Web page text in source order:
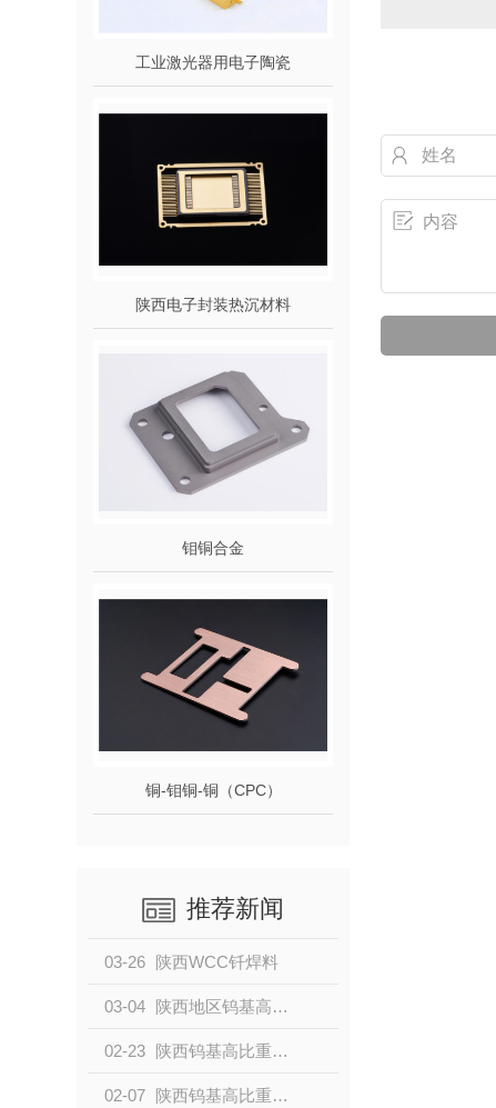
工业激光器用电子陶瓷
陕西电子封装热沉材料
钼铜合金
铜-钼铜-铜（CPC）
推荐新闻
03-26 陕西WCC钎焊料
03-04 陕西地区钨基高比重合金产业发展现状分析
02-23 陕西钨基高比重合金的合成方法与工艺优化
02-07 陕西钨基高比重合金特性及性能评述